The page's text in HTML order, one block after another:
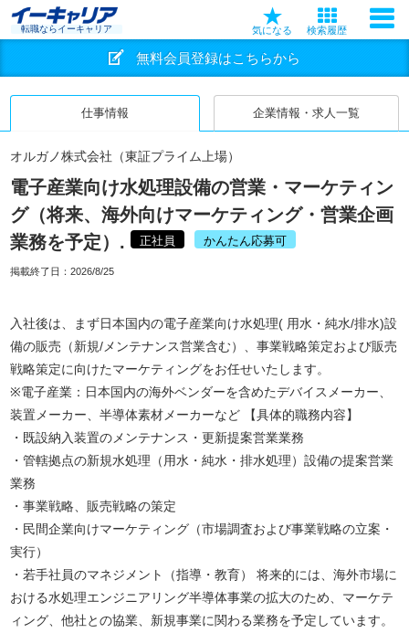
転職ならイーキャリア 気になる 検索履歴
無料会員登録はこちらから
仕事情報 企業情報・求人一覧
オルガノ株式会社（東証プライム上場）
電子産業向け水処理設備の営業・マーケティン
グ（将来、海外向けマーケティング・営業企画
業務を予定）.
正社員 かんたん応募可
掲載終了日： 2026/8/25
入社後は、まず日本国内の電子産業向け水処理( 用水・純水/排水)設
備の販売（新規/メンテナンス営業含む）、事業戦略策定および販売
戦略策定に向けたマーケティングをお任せいたします。
※電子産業：日本国内の海外ベンダーを含めたデバイスメーカー、
装置メーカー、半導体素材メーカーなど 【具体的職務内容】
・既設納入装置のメンテナンス・更新提案営業業務
・管轄拠点の新規水処理（用水・純水・排水処理）設備の提案営業
業務
・事業戦略、販売戦略の策定
・民間企業向けマーケティング（市場調査および事業戦略の立案・
実行）
・若手社員のマネジメント（指導・教育） 将来的には、海外市場に
おける水処理エンジニアリング半導体事業の拡大のため、マーケテ
ィング、他社との協業、新規事業に関わる業務を予定しています。